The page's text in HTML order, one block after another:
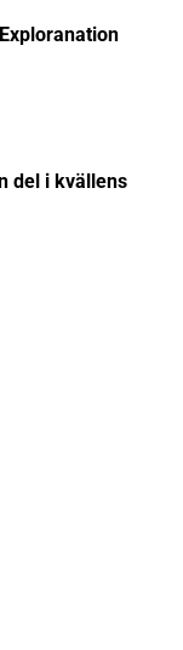
del i kvällens